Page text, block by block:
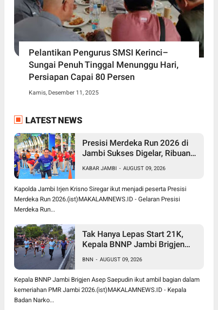
Pelantikan Pengurus SMSI Kerinci–
Sungai Penuh Tinggal Menunggu Hari,
Persiapan Capai 80 Persen
Kamis, Desember 11, 2025
LATEST NEWS
Presisi Merdeka Run 2026 di
Jambi Sukses Digelar, Ribuan
Ramaikan Event Nasional
KABAR JAMBI - AUGUST 09, 2026
Kapolda Jambi Irjen Krisno Siregar ikut menjadi peserta Presisi
Merdeka Run 2026.(ist)MAKALAMNEWS.ID - Gelaran Presisi
Merdeka Run...
Tak Hanya Lepas Start 21K,
Kepala BNNP Jambi Brigjen
Merdeka Run 2026
BNN - AUGUST 09, 2026
Kepala BNNP Jambi Brigjen Asep Saepudin ikut ambil bagian dalam
kemeriahan PMR Jambi 2026.(ist)MAKALAMNEWS.ID - Kepala
Badan Narko...